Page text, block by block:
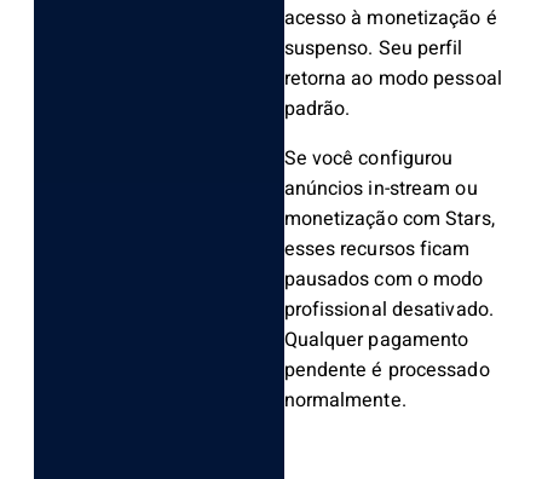
acesso à monetização é
suspenso. Seu perfil
retorna ao modo pessoal
padrão.
Se você configurou
anúncios in-stream ou
monetização com Stars,
esses recursos ficam
pausados com o modo
profissional desativado.
Qualquer pagamento
pendente é processado
normalmente.